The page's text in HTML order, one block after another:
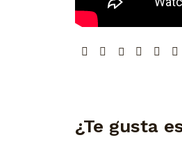
¿Te gusta